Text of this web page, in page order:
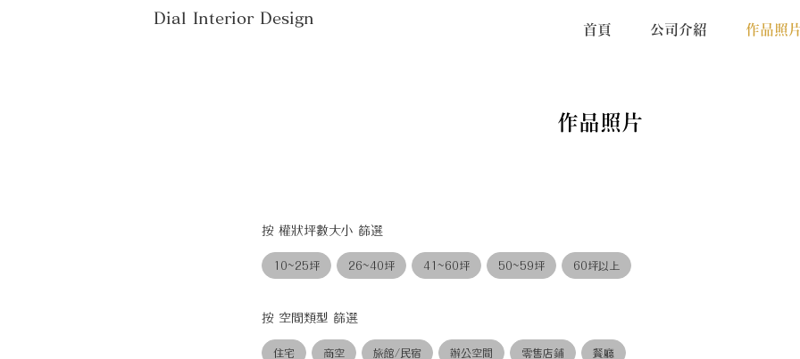
Dial Interior Design
首頁 公司介紹 作品照
作品照片
按 權狀坪數大小 篩選
10~25坪 26~40坪 41~60坪 50~59坪 60坪以上
按 空間類型 篩選
住宅 商空 旅館/民宿 辦公空間 零售店鋪 餐廳